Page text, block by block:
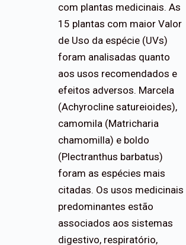
com plantas medicinais. As
15 plantas com maior Valor
de Uso da espécie (UVs)
foram analisadas quanto
aos usos recomendados e
efeitos adversos. Marcela
(Achyrocline satureioides),
camomila (Matricharia
chamomilla) e boldo
(Plectranthus barbatus)
foram as espécies mais
citadas. Os usos medicinais
predominantes estão
associados aos sistemas
digestivo, respiratório,